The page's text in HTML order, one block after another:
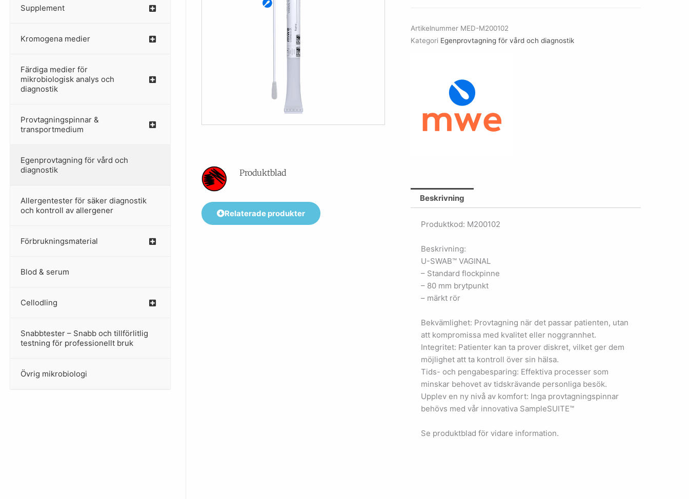
Supplement
–
Kromogena medier
–
Färdiga medier för
mikrobiologisk analys och
diagnostik
Provtagningspinnar &
transportmedium
–
Egenprovtagning för vård och
diagnostik
–
Allergentester för säker diagnostik
och kontroll av allergener
–
Förbrukningsmaterial
Blod & serum
Cellodling
–
Snabbtester – Snabb och tillförlitlig
testning för professionellt bruk
–
Övrig mikrobiologi
–
Produktblad
Relaterade produkter
Artikelnummer MED-M200102
Kategori Egenprovtagning för vård och diagnostik
Beskrivning
Produktkod: M200102
Beskrivning:
U-SWAB™ VAGINAL
– Standard flockpinne
– 80 mm brytpunkt
– märkt rör
Bekvämlighet: Provtagning när det passar patienten, utan
att kompromissa med kvalitet eller noggrannhet.
Integritet: Patienter kan ta prover diskret, vilket ger dem
möjlighet att ta kontroll över sin hälsa.
Tids- och pengabesparing: Effektiva processer som
minskar behovet av tidskrävande personliga besök.
Upplev en ny nivå av komfort: Inga provtagningspinnar
behövs med vår innovativa SampleSUITE™
Se produktblad för vidare information.